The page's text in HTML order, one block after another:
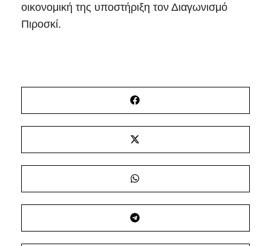
οικονομική της υποστήριξη τον Διαγωνισμό
Πιροσκί.